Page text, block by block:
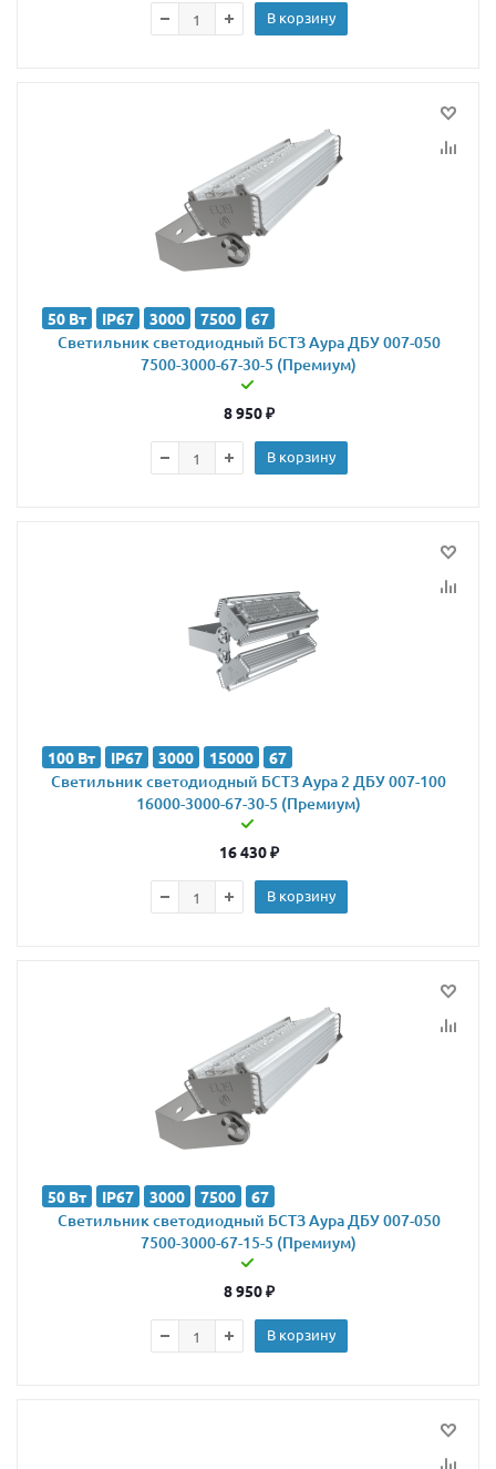
В корзину
50 Вт IP67 3000 7500 67
Светильник светодиодный БСТЗ Аура ДБУ 007-050
7500-3000-67-30-5 (Премиум)
8 950₽
В корзину
100 Вт IP67 3000 15000 67
Светильник светодиодный БСТЗ Аура 2 ДБУ 007-100
16000-3000-67-30-5 (Премиум)
16 430₽
В корзину
50 Вт IP67 3000 7500 67
Светильник светодиодный БСТЗ Аура ДБУ 007-050
7500-3000-67-15-5 (Премиум)
8 950₽
В корзину